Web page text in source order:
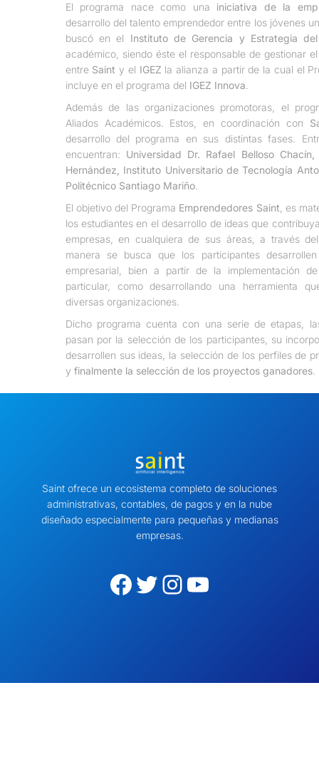
El programa nace como una iniciativa de la
desarrollo del talento emprendedor entre los jóvenes
buscó en el Instituto de Gerencia y Estrategia
académico, siendo éste el responsable de gestionar
entreSaint y el IGEZ la alianza a partir de la cual el
incluye en el programa del IGEZ Innova
Además de las organizaciones promotoras, el
Aliados Académicos. Estos, en coordinación con
desarrollo del programa en sus distintas fases.
encuentran: Universidad Dr. Rafael Belloso Chacín,
Hernández,
Instituto Universitario de Tecnología
Politécnico Santiago Mariño.
El objetivo del Programa Emprendedores Saint , es
los estudiantes en el desarrollo de ideas que
empresas, en cualquiera de sus áreas, a través
manera se busca que los participantes
empresarial, bien a partir de la implementación
particular, como desarrollando una herramienta
diversas organizaciones.
Dicho programa cuenta con una serie de etapas,
pasan por la selección de los participantes, su
desarrollen sus ideas, la selección de los perfiles de
y finalmente la selección de los proyectos ganadores.
Saint ofrece un ecosistema completo de soluciones
administrativas, contables, de pagos y en la nube
diseñado especialmente para pequeñas y medianas
empresas.
Facebook Twitter Instagram YouTube